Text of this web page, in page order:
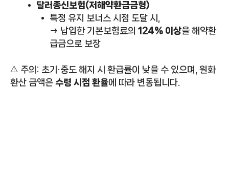
달러종신보험(저해약환급금형)
특정 유지 보너스 시점 도달 시,
→ 납입한 기본보험료의 124% 이상을 해약환
급금으로 보장
⚠️ 주의: 초기·중도 해지 시 환급률이 낮을 수 있으며, 원화
환산 금액은 수령 시점 환율에 따라 변동됩니다.